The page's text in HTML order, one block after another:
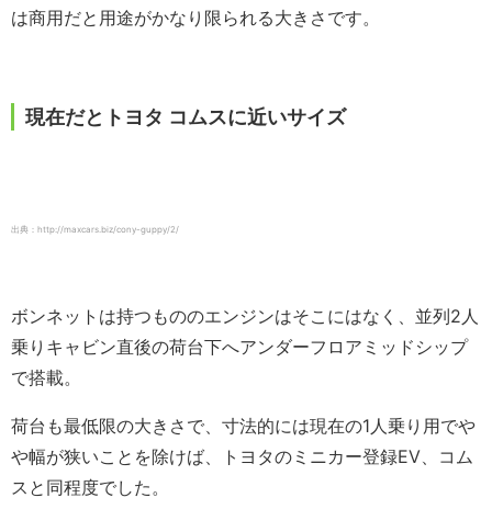
は商用だと用途がかなり限られる大きさです。
現在だとトヨタ コムスに近いサイズ
出典：http://maxcars.biz/cony-guppy/2/
ボンネットは持つもののエンジンはそこにはなく、並列2人
乗りキャビン直後の荷台下へアンダーフロアミッドシップ
で搭載。
荷台も最低限の大きさで、寸法的には現在の1人乗り用でや
や幅が狭いことを除けば、トヨタのミニカー登録EV、コム
スと同程度でした。